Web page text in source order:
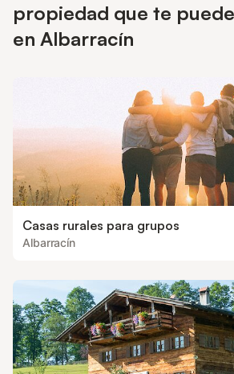
propiedad que te
en Albarracín
Casas rurales para grupos
Albarracín